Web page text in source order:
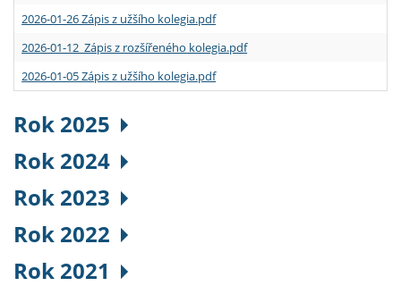
2026-01-26 Zápis z užšího kolegia.pdf
2026-01-12 Zápis z rozšířeného kolegia.pdf
2026-01-05 Zápis z užšího kolegia.pdf
Rok 2025
Rok 2024
Rok 2023
Rok 2022
Rok 2021